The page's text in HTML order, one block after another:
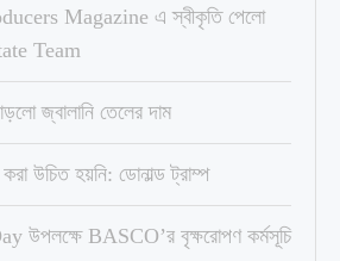
Magazine এ স্বীকৃতি পেলো
Team
জ্বালানি তেলের দাম
উচিত হয়নি: ডোনাল্ড ট্রাম্প
উপলক্ষে BASCO’র বৃক্ষরোপণ কর্মসূচি